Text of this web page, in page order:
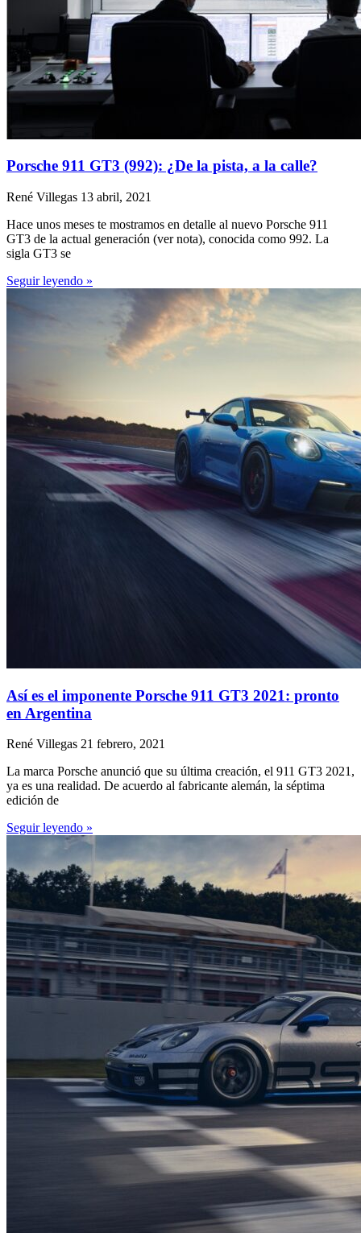
Porsche 911 GT3 (992): ¿De la pista, a la calle?
René Villegas 13 abril, 2021
Hace unos meses te mostramos en detalle al nuevo Porsche 911
GT3 de la actual generación (ver nota), conocida como 992. La
sigla GT3 se
Seguir leyendo »
Así es el imponente Porsche 911 GT3 2021: pronto
en Argentina
René Villegas 21 febrero, 2021
La marca Porsche anunció que su última creación, el 911 GT3 2021,
ya es una realidad. De acuerdo al fabricante alemán, la séptima
edición de
Seguir leyendo »